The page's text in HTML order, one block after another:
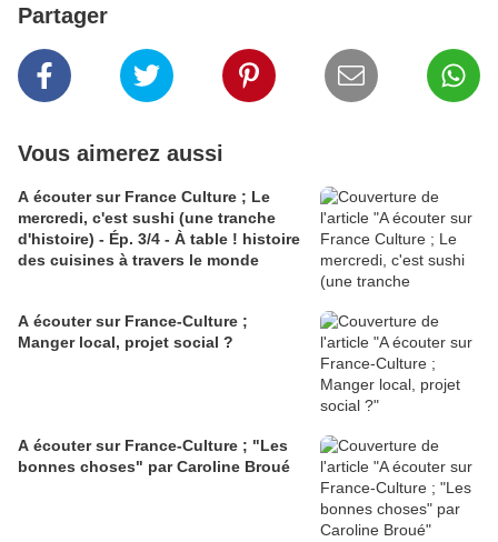
Partager
Vous aimerez aussi
A écouter sur France Culture ; Le
mercredi, c'est sushi (une tranche
d'histoire) - Ép. 3/4 - À table ! histoire
des cuisines à travers le monde
A écouter sur France-Culture ;
Manger local, projet social ?
A écouter sur France-Culture ; "Les
bonnes choses" par Caroline Broué